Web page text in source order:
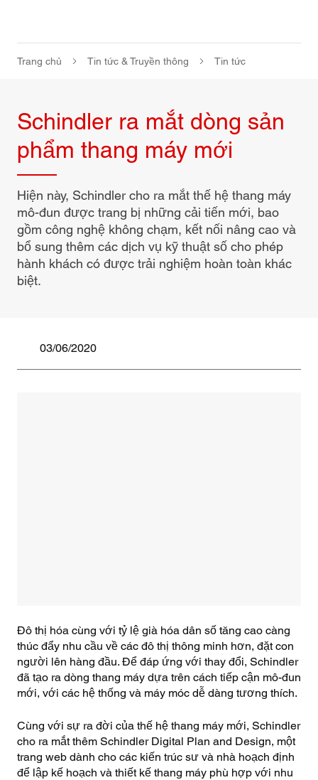
Trang chủ Tin tức & Truyền thông Tin tức
Schindler ra mắt dòng sản
phẩm thang máy mới
Hiện này, Schindler cho ra mắt thế hệ thang máy
mô-đun được trang bị những cải tiến mới, bao
gồm công nghệ không chạm, kết nối nâng cao và
bổ sung thêm các dịch vụ kỹ thuật số cho phép
hành khách có được trải nghiệm hoàn toàn khác
biệt.
03/06/2020
Đô thị hóa cùng với tỷ lệ già hóa dân số tăng cao càng
thúc đẩy nhu cầu về các đô thị thông minh hơn, đặt con
người lên hàng đầu. Để đáp ứng với thay đổi, Schindler
đã tạo ra dòng thang máy dựa trên cách tiếp cận mô-đun
mới, với các hệ thống và máy móc dễ dàng tương thích.
Cùng với sự ra đời của thế hệ thang máy mới, Schindler
cho ra mắt thêm Schindler Digital Plan and Design, một
trang web dành cho các kiến trúc sư và nhà hoạch định
để lập kế hoạch và thiết kế thang máy phù hợp với nhu